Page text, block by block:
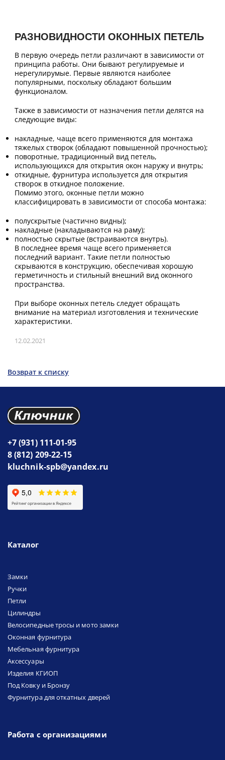
РАЗНОВИДНОСТИ ОКОННЫХ ПЕТЕЛЬ
В первую очередь петли различают в зависимости от
принципа работы. Они бывают регулируемые и
нерегулирумые. Первые являются наиболее
популярными, поскольку обладают большим
функционалом.
Также в зависимости от назначения петли делятся на
следующие виды:
накладные, чаще всего применяются для монтажа
тяжелых створок (обладают повышенной прочностью);
поворотные, традиционный вид петель,
использующихся для открытия окон наружу и внутрь;
откидные, фурнитура используется для открытия
створок в откидное положение.
Помимо этого, оконные петли можно
классифицировать в зависимости от способа монтажа:
полускрытые (частично видны);
накладные (накладываются на раму);
полностью скрытые (встраиваются внутрь).
В последнее время чаще всего применяется
последний вариант. Такие петли полностью
скрываются в конструкцию, обеспечивая хорошую
герметичность и стильный внешний вид оконного
пространства.
При выборе оконных петель следует обращать
внимание на материал изготовления и технические
характеристики.
12.02.2021
Возврат к списку
+7 (931) 111-01-95
8 (812) 209-22-15
kluchnik-spb@yandex.ru
Каталог
Замки
Ручки
Петли
Цилиндры
Велосипедные тросы и мото замки
Оконная фурнитура
Мебельная фурнитура
Аксессуары
Изделия КГИОП
Под Ковку и Бронзу
Фурнитура для откатных дверей
Работа с организациями